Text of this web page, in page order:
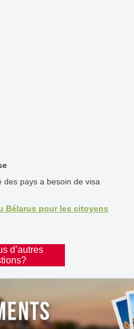
des pays a besoin de visa
Bélarus pour les citoyens
d’autres